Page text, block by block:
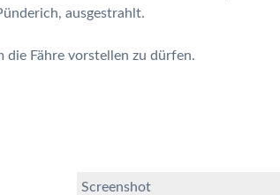
ausgestrahlt.
die Fähre vorstellen zu dürfen.
Screenshot